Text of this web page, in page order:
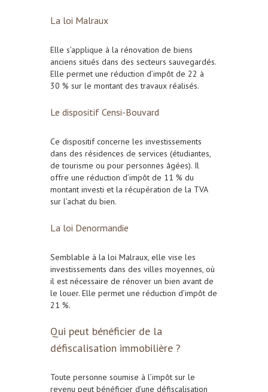
La loi Malraux
Elle s’applique à la rénovation de biens
anciens situés dans des secteurs sauvegardés.
Elle permet une réduction d’impôt de 22 à
30 % sur le montant des travaux réalisés.
Le dispositif Censi-Bouvard
Ce dispositif concerne les investissements
dans des résidences de services (étudiantes,
de tourisme ou pour personnes âgées). Il
offre une réduction d’impôt de 11 % du
montant investi et la récupération de la TVA
sur l’achat du bien.
La loi Denormandie
Semblable à la loi Malraux, elle vise les
investissements dans des villes moyennes, où
il est nécessaire de rénover un bien avant de
le louer. Elle permet une réduction d’impôt de
21 %.
Qui peut bénéficier de la
défiscalisation immobilière ?
Toute personne soumise à l’impôt sur le
revenu peut bénéficier d’une défiscalisation